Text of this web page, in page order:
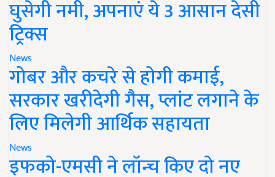
घुसेगी नमी, अपनाएं ये 3 आसान देसी
ट्रिक्स
News
गोबर और कचरे से होगी कमाई,
सरकार खरीदेगी गैस, प्लांट लगाने के
लिए मिलेगी आर्थिक सहायता
News
इफको-एमसी ने लॉन्च किए दो नए